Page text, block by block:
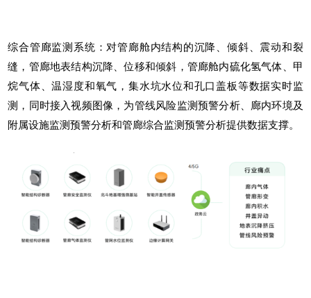
综合管廊监测系统：对管廊舱内结构的沉降、倾斜、震动和裂
缝，管廊地表结构沉降、位移和倾斜，管廊舱内硫化氢气体、甲
烷气体、温湿度和氧气，集水坑水位和孔口盖板等数据实时监
测，同时接入视频图像，为管线风险监测预警分析、廊内环境及
附属设施监测预警分析和管廊综合监测预警分析提供数据支撑。